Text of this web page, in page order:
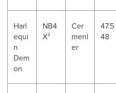
Harl
equi
n
Dem
on
NB4
X²
Cer
menl
er
47.5
48